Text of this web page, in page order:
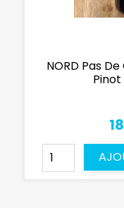
NORD Pas
Pinot